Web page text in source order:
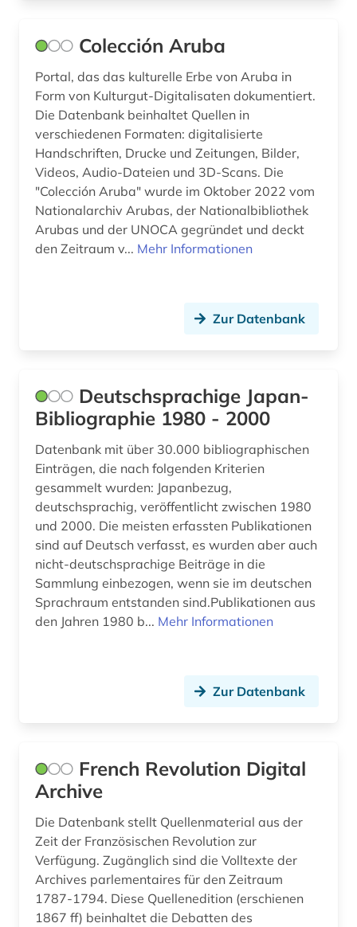
Colección Aruba
Portal, das das kulturelle Erbe von Aruba in
Form von Kulturgut-Digitalisaten dokumentiert.
Die Datenbank beinhaltet Quellen in
verschiedenen Formaten: digitalisierte
Handschriften, Drucke und Zeitungen, Bilder,
Videos, Audio-Dateien und 3D-Scans. Die
"Colección Aruba" wurde im Oktober 2022 vom
Nationalarchiv Arubas, der Nationalbibliothek
Arubas und der UNOCA gegründet und deckt
den Zeitraum v... Mehr Informationen
Zur Datenbank
Deutschsprachige Japan-
Bibliographie 1980 - 2000
Datenbank mit über 30.000 bibliographischen
Einträgen, die nach folgenden Kriterien
gesammelt wurden: Japanbezug,
deutschsprachig, veröffentlicht zwischen 1980
und 2000. Die meisten erfassten Publikationen
sind auf Deutsch verfasst, es wurden aber auch
nicht-deutschsprachige Beiträge in die
Sammlung einbezogen, wenn sie im deutschen
Sprachraum entstanden sind.Publikationen aus
den Jahren 1980 b... Mehr Informationen
Zur Datenbank
French Revolution Digital
Archive
Die Datenbank stellt Quellenmaterial aus der
Zeit der Französischen Revolution zur
Verfügung. Zugänglich sind die Volltexte der
Archives parlementaires für den Zeitraum
1787-1794. Diese Quellenedition (erschienen
1867 ff) beinhaltet die Debatten des